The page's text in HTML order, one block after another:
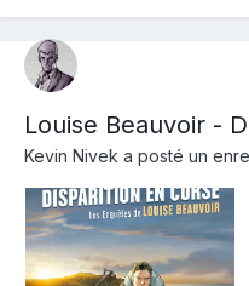
Louise Beauvoir -
Kevin Nivek a posté un